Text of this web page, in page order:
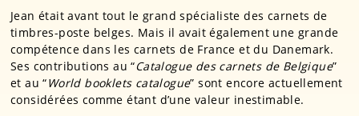
Jean était avant tout le grand spécialiste des carnets de
timbres-poste belges. Mais il avait également une grande
compétence dans les carnets de France et du Danemark.
Ses contributions au “Catalogue des carnets de Belgique”
et au “World booklets catalogue” sont encore actuellement
considérées comme étant d’une valeur inestimable.